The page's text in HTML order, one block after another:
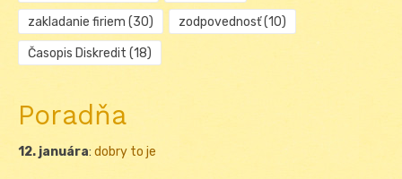
zakladanie firiem (30) zodpovednosť(10)
Časopis Diskredit (18)
Poradňa
12. januára: dobry to je